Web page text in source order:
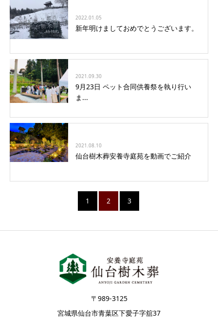
2022.01.05
新年明けましておめでとうございます。
2021.09.30
9月23日 ペット合同供養祭を執り行い
ま...
2021.08.10
仙台樹木葬安養寺庭苑を動画でご紹介
1 2 3
〒989-3125
宮城県仙台市青葉区下愛子字舘37